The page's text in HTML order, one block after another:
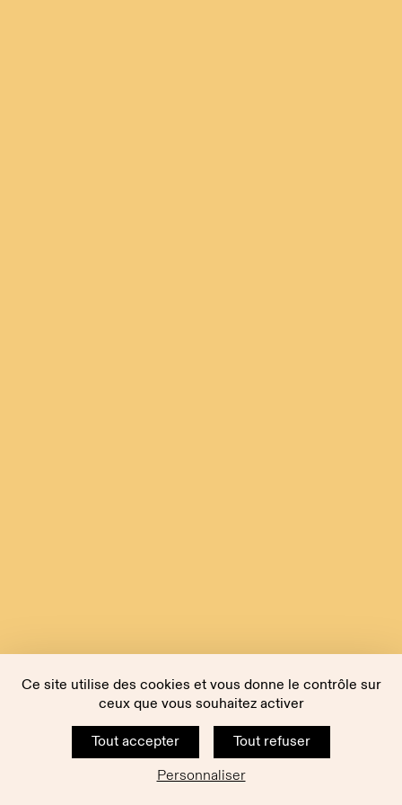
Ce site utilise des cookies et vous donne le contrôle sur
ceux que vous souhaitez activer
Tout accepter
Tout refuser
Personnaliser